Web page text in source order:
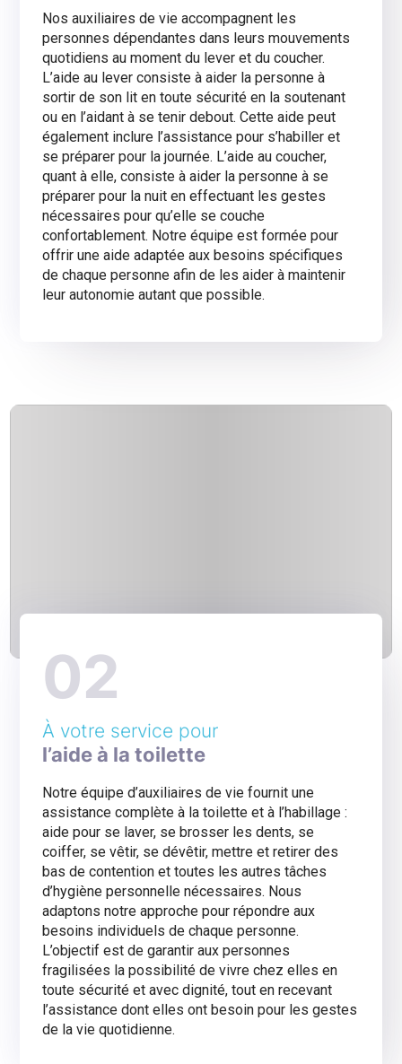
Nos auxiliaires de vie accompagnent les
personnes dépendantes dans leurs mouvements
quotidiens au moment du lever et du coucher.
L’aide au lever consiste à aider la personne à
sortir de son lit en toute sécurité en la soutenant
ou en l’aidant à se tenir debout. Cette aide peut
également inclure l’assistance pour s’habiller et
se préparer pour la journée. L’aide au coucher,
quant à elle, consiste à aider la personne à se
préparer pour la nuit en effectuant les gestes
nécessaires pour qu’elle se couche
confortablement. Notre équipe est formée pour
offrir une aide adaptée aux besoins spécifiques
de chaque personne afin de les aider à maintenir
leur autonomie autant que possible.
02
À votre service pour
l’aide à la toilette
Notre équipe d’auxiliaires de vie fournit une
assistance complète à la toilette et à l’habillage :
aide pour se laver, se brosser les dents, se
coiffer, se vêtir, se dévêtir, mettre et retirer des
bas de contention et toutes les autres tâches
d’hygiène personnelle nécessaires. Nous
adaptons notre approche pour répondre aux
besoins individuels de chaque personne.
L’objectif est de garantir aux personnes
fragilisées la possibilité de vivre chez elles en
toute sécurité et avec dignité, tout en recevant
l’assistance dont elles ont besoin pour les gestes
de la vie quotidienne.